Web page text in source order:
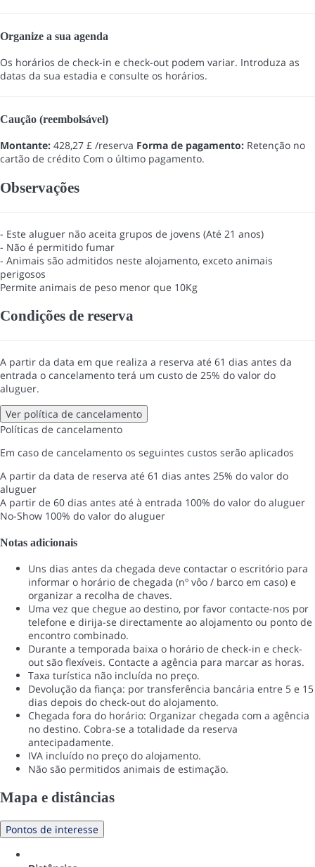
Organize a sua agenda
Os horários de check-in e check-out podem variar. Introduza as
datas da sua estadia e consulte os horários.
Caução (reembolsável)
Montante: 428,27 £ /reserva Forma de pagamento: Retenção no
cartão de crédito Com o último pagamento.
Observações
- Este aluguer não aceita grupos de jovens (Até 21 anos)
- Não é permitido fumar
- Animais são admitidos neste alojamento, exceto animais
perigosos
Permite animais de peso menor que 10Kg
Condições de reserva
A partir da data em que realiza a reserva até 61 dias antes da
entrada o cancelamento terá um custo de 25% do valor do
aluguer.
Ver política de cancelamento
Políticas de cancelamento
Em caso de cancelamento os seguintes custos serão aplicados
A partir da data de reserva até 61 dias antes 25% do valor do
aluguer
A partir de 60 dias antes até à entrada 100% do valor do aluguer
No-Show 100% do valor do aluguer
Notas adicionais
Uns dias antes da chegada deve contactar o escritório para
informar o horário de chegada (nº vôo / barco em caso) e
organizar a recolha de chaves.
Uma vez que chegue ao destino, por favor contacte-nos por
telefone e dirija-se directamente ao alojamento ou ponto de
encontro combinado.
Durante a temporada baixa o horário de check-in e check-
out são flexíveis. Contacte a agência para marcar as horas.
Taxa turística não incluída no preço.
Devolução da fiança: por transferência bancária entre 5 e 15
dias depois do check-out do alojamento.
Chegada fora do horário: Organizar chegada com a agência
no destino. Cobra-se a totalidade da reserva
antecipadamente.
IVA incluído no preço do alojamento.
Não são permitidos animais de estimação.
Mapa e distâncias
Pontos de interesse